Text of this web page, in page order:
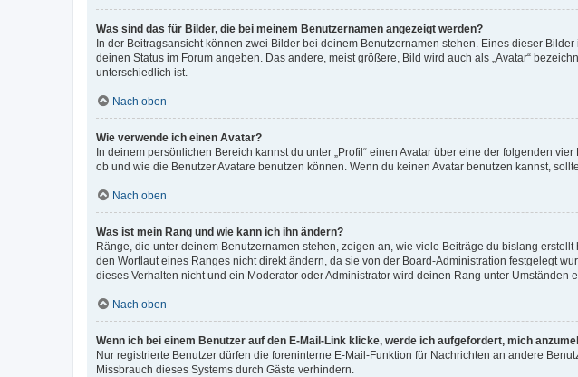
Was sind das für Bilder, die bei meinem Benutzernamen angezeigt werden?
In der Beitragsansicht können zwei Bilder bei deinem Benutzernamen stehen. Eines dieser
deinen Status im Forum angeben. Das andere, meist größere, Bild wird auch als „Avatar“
unterschiedlich ist.
Nach oben
Wie verwende ich einen Avatar?
In deinem persönlichen Bereich kannst du unter „Profil“ einen Avatar über eine der folgenden
ob und wie die Benutzer Avatare benutzen können. Wenn du keinen Avatar benutzen kannst,
Nach oben
Was ist mein Rang und wie kann ich ihn ändern?
Ränge, die unter deinem Benutzernamen stehen, zeigen an, wie viele Beiträge du bislang
den Wortlaut eines Ranges nicht direkt ändern, da sie von der Board-Administration festgelegt
dieses Verhalten nicht und ein Moderator oder Administrator wird deinen Rang unter Umständen
Nach oben
Wenn ich bei einem Benutzer auf den E-Mail-Link klicke, werde ich aufgefordert, mich
Nur registrierte Benutzer dürfen die foreninterne E-Mail-Funktion für Nachrichten an andere
Missbrauch dieses Systems durch Gäste verhindern.